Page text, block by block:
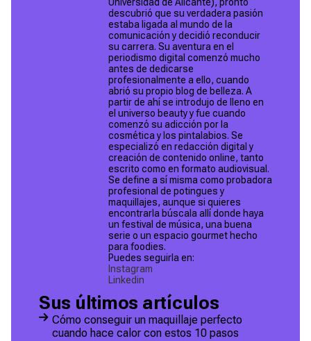
Universidad de Alicante), pronto
descubrió que su verdadera pasión
estaba ligada al mundo de la
comunicación y decidió reconducir
su carrera. Su aventura en el
periodismo digital comenzó mucho
antes de dedicarse
profesionalmente a ello, cuando
abrió su propio blog de belleza. A
partir de ahí se introdujo de lleno en
el universo beauty y fue cuando
comenzó su adicción por la
cosmética y los pintalabios. Se
especializó en redacción digital y
creación de contenido online, tanto
escrito como en formato audiovisual.
Se define a sí misma como probadora
profesional de potingues y
maquillajes, aunque si quieres
encontrarla búscala allí donde haya
un festival de música, una buena
serie o un espacio gourmet hecho
para foodies.
Puedes seguirla en:
Instagram
Linkedin
Sus últimos artículos
Cómo conseguir un maquillaje perfecto
cuando hace calor con estos 10 pasos